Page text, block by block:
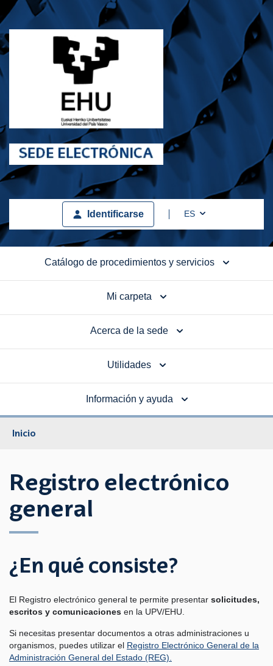
ES Toggle Dropdown
Identificarse
Catálogo de procedimientos y servicios
Mi carpeta
Acerca de la sede
Utilidades
Información y ayuda
Inicio
Registro electrónico
general
¿En qué consiste?
El Registro electrónico general te permite presentar solicitudes,
escritos y comunicaciones en la UPV/EHU.
Si necesitas presentar documentos a otras administraciones u
organismos, puedes utilizar el Registro Electrónico General de la
Administración General del Estado (REG).